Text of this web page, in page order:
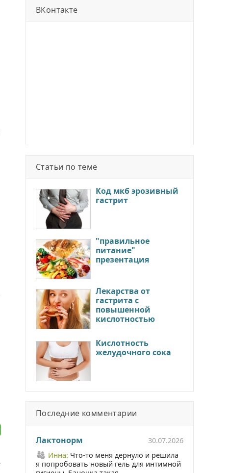
ВКонтакте
Статьи по теме
Код мкб эрозивный
гастрит
"правильное
питание"
презентация
Лекарства от
гастрита с
повышенной
кислотностью
Кислотность
желудочного сока
Последние комментарии
Лактонорм
30.07.2026
Инна: Что-то меня дернуло и решила
я попробовать новый гель для интимной